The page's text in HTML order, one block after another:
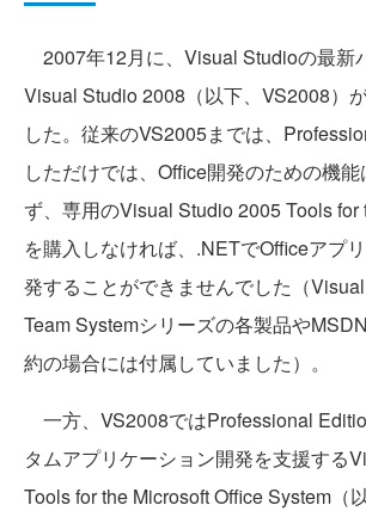
2007年12月に、Visual Studioの最新
Visual Studio 2008（以下、VS2008）
した。従来のVS2005までは、
しただけでは、Office開発のための機
ず、専用のVisual Studio 2005 Tools for
を購入しなければ、.NETでOfficeアプ
発することができませんでした（
Team Systemシリーズの各製品や
約の場合には付属していました）。
一方、VS2008ではProfessional
タムアプリケーション開発を支援する
Tools for the Microsoft Office System（